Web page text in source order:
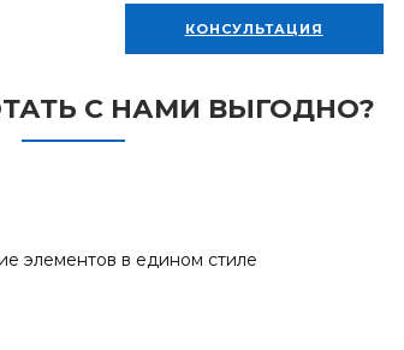
КОНСУЛЬТАЦИЯ
С НАМИ ВЫГОДНО?
элементов в едином стиле